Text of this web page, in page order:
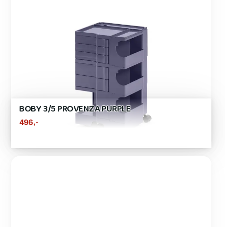
BOBY 3/5 PROVENZA PURPLE
496 ,-